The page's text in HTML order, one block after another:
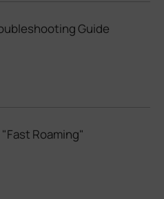
Guide
Roaming"